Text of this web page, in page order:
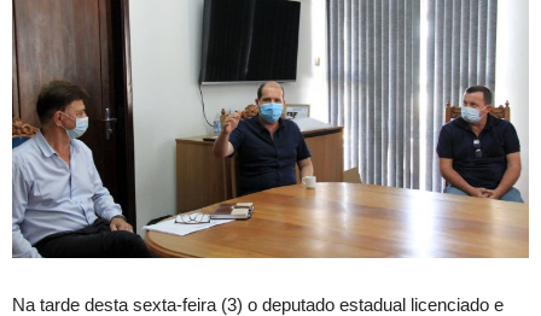
Na tarde desta sexta-feira (3) o deputado estadual licenciado e